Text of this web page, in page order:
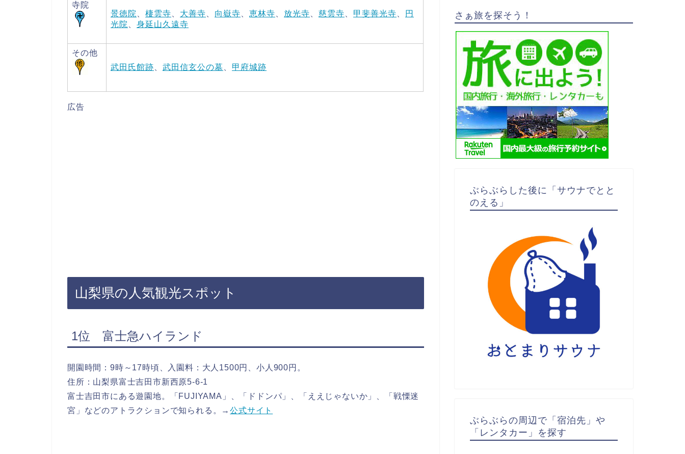
寺院
景徳院
棲雲寺 大善寺 向嶽寺 恵林寺 放光寺 慈雲寺 甲斐善光寺
円
光院
身延山久遠寺
その他
武田氏館跡
武田信玄公の墓 甲府城跡
広告
山梨県の人気観光スポット
1位 富士急ハイランド
開園時間：9時～17時頃、入園料：大人1500円、小人900円。
住所：山梨県富士吉田市新西原5-6-1
富士吉田市にある遊園地。「FUJIYAMA」、「ドドンパ」、「ええじゃないか」、「戦慄迷
宮」などのアトラクションで知られる。→公式サイト
さぁ旅を探そう！
ぶらぶらした後に「サウナでとと
のえる」
ぶらぶらの周辺で「宿泊先」や
「レンタカー」を探す